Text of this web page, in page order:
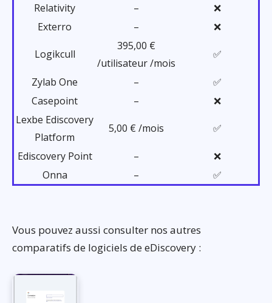
Relativity
–
❌
Exterro
– ❌
Logikcull
395,00 €
/utilisateur /mois
✅
Zylab One –
✅
Casepoint
–
❌
Lexbe Ediscovery
Platform
5,00 € /mois ✅
Ediscovery Point –
❌
Onna
– ✅
Vous pouvez aussi consulter nos autres
comparatifs de logiciels de eDiscovery :